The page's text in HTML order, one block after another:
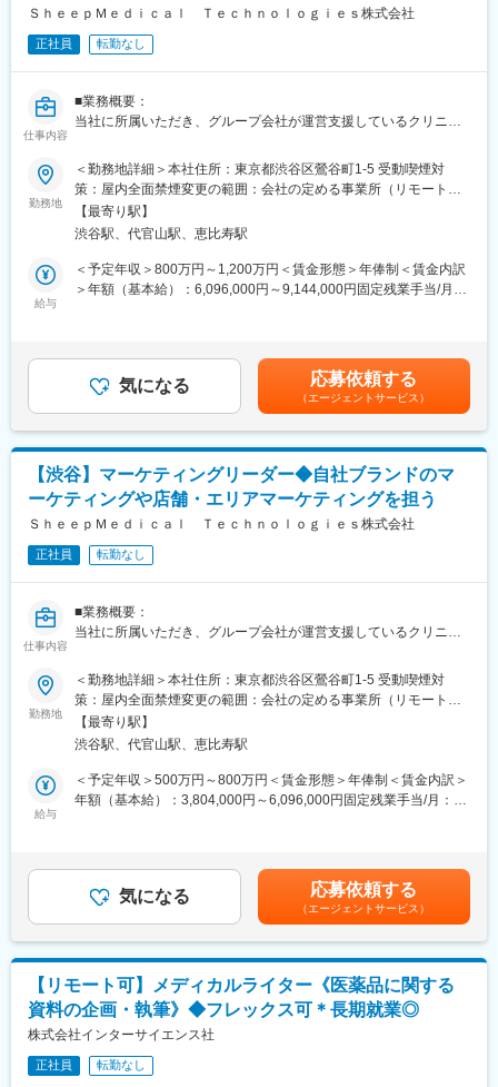
画広告／記事LP／LP／HP／ステップメール etc. の企画・ライテ
ィング・制作ディレクション・制作物ディレクション業務に関わ
る社内、社外関係者との折衝
※スキル次第では、更に上流のペルソナ設計や適切な訴求プランの
構築などもお任せしたいと思っています。
■組織構成
意とする分野で活躍いただいております。
30代～40代のメンバーがほとんどで、若手にも活躍のチャンスが
あります。
遠方のメンバーもいるため、フルリモートが基本となります。そ
■業務の魅力
そのため、「来院率」や「契約率」、売上といった事業の根幹デ
ータまで把握したマーケティングが可能です。
そのデータを武器に、事業収益に直結する本質的な分析・施策を
立案し、自分の運用でクリニックのリードが増え、契約数が伸
び、売上が上がっていくという手触り感を感じられる業務です。
変更の範囲：会社の定める業務
ＳｈｅｅｐＭｅｄｉｃａｌ Ｔｅｃｈｎｏｌｏｇｉｅｓ株式会社
正社員 転勤なし
仕事内容
■業務概要：
当社に所属いただき、グループ会社が運営支援しているクリニッ
■業務内容詳細：
◇マーケティング戦略の立案
※分析した数値・市場のトレンドを元に、担当する事業の売上を最
大化するためのマーケティング戦略の立案・遂行
◇事業計画の立案から実行まで
※立案した戦略を軸に事業計画の立案から実行までをお任せしま
メントをお任せします。
矯正器具の製造・販売を行っています。
キレイライン矯正は、美容クリニックや大手脱毛クリニックの立
ち上げを行った医師でもある当社CEOと、業界で名前の知られる
マーケティング会社の代表がタッグを組み「矯正を通じて笑顔に
なる人を増やしたい」という志によって生まれたブランドです。
『高額でハードルが高い』という従来のイメージを変え、多くの
方の歯の悩みを解決したいとブランドを育ててきた結果、既に10
万人以上の患者様が笑顔になるお手伝いをしてきました。
2022年6月にマーケティングに特化した子会社である
SheepMedical Technologies株式会社を設立、また同年9月にはク
設立し、キレイライン矯正だけにとどまらず幅広い歯科の領域で
患者様を笑顔にするサービスを展開しております。
変更の範囲：会社の定める業務
勤務地
＜勤務地詳細＞本社住所：東京都渋谷区鶯谷町1-5 受動喫煙対
策：屋内全面禁煙変更の範囲：会社の定める事業所（リモートワ
ーク含む）
【最寄り駅】
渋谷駅、代官山駅、恵比寿駅
給与
＜予定年収＞800万円～1,200万円＜賃金形態＞年俸制＜賃金内訳
＞年額（基本給）：6,096,000円～9,144,000円固定残業手当/月：
金はあくまでも目安の金額であり、選考を通じて上下する可能性
があります。月給(月額)は固定手当を含めた表記です。
気になる 応募依頼する
（エージェントサービス）
【渋谷】マーケティングリーダー◆自社ブランドのマ
ーケティングや店舗・エリアマーケティングを担う
ＳｈｅｅｐＭｅｄｉｃａｌ Ｔｅｃｈｎｏｌｏｇｉｅｓ株式会社
正社員 転勤なし
仕事内容
■業務概要：
当社に所属いただき、グループ会社が運営支援しているクリニッ
■業務内容詳細：
◇2名～のチームマネジメント
◇予実管理
◇予算計画策定
◇マーケティング戦略・戦術立案／実行
◇プロジェクトマネジメント
グのご経験も積むことが可能です。
矯正器具の製造・販売を行っています。
キレイライン矯正は、美容クリニックや大手脱毛クリニックの立
ち上げを行った医師でもある当社CEOと、業界で名前の知られる
マーケティング会社の代表がタッグを組み「矯正を通じて笑顔に
なる人を増やしたい」という志によって生まれたブランドです。
『高額でハードルが高い』という従来のイメージを変え、多くの
勤務地
＜勤務地詳細＞本社住所：東京都渋谷区鶯谷町1-5 受動喫煙対
策：屋内全面禁煙変更の範囲：会社の定める事業所（リモートワ
ーク含む）
【最寄り駅】
渋谷駅、代官山駅、恵比寿駅
給与
＜予定年収＞500万円～800万円＜賃金形態＞年俸制＜賃金内訳＞
年額（基本給）：3,804,000円～6,096,000円固定残業手当/月：
金はあくまでも目安の金額であり、選考を通じて上下する可能性
があります。月給(月額)は固定手当を含めた表記です。
気になる 応募依頼する
（エージェントサービス）
【リモート可】メディカルライター《医薬品に関する
資料の企画・執筆》◆フレックス可＊長期就業◎
株式会社インターサイエンス社
正社員 転勤なし